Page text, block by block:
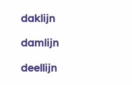
daklijn
damlijn
deellijn